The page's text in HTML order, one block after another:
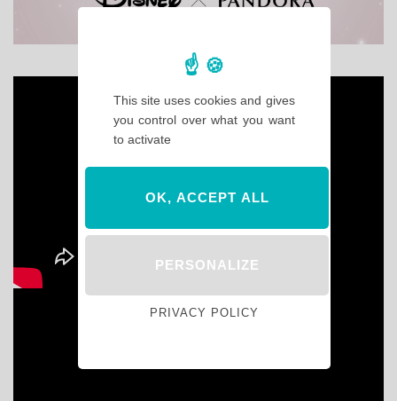
This site uses cookies and gives
you control over what you want
to activate
OK, ACCEPT ALL
PERSONALIZE
PRIVACY POLICY